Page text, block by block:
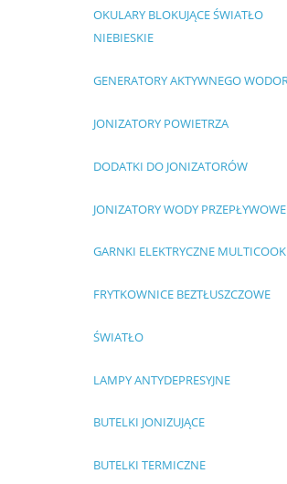
OKULARY BLOKUJĄCE ŚWIATŁO
NIEBIESKIE
GENERATORY AKTYWNEGO
JONIZATORY POWIETRZA
DODATKI DO JONIZATORÓW
JONIZATORY WODY PRZEPŁYWOWE
GARNKI ELEKTRYCZNE
FRYTKOWNICE BEZTŁUSZCZOWE
ŚWIATŁO
LAMPY ANTYDEPRESYJNE
BUTELKI JONIZUJĄCE
BUTELKI TERMICZNE